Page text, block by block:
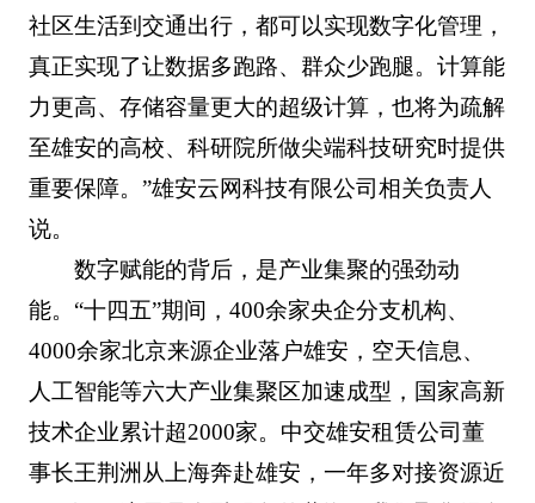
社区生活到交通出行，都可以实现数字化管理，
真正实现了让数据多跑路、群众少跑腿。计算能
力更高、存储容量更大的超级计算，也将为疏解
至雄安的高校、科研院所做尖端科技研究时提供
重要保障。”雄安云网科技有限公司相关负责人
说。
数字赋能的背后，是产业集聚的强劲动
能。“十四五”期间，400余家央企分支机构、
4000余家北京来源企业落户雄安，空天信息、
人工智能等六大产业集聚区加速成型，国家高新
技术企业累计超2000家。中交雄安租赁公司董
事长王荆洲从上海奔赴雄安，一年多对接资源近